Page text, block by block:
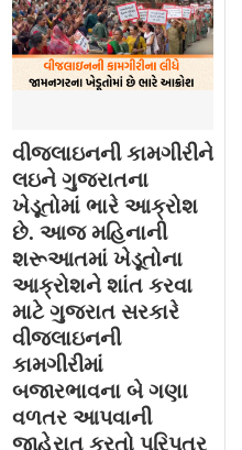
વીજલાઇનની કામગીરીને
લઇને ગુજરાતના
ખેડૂતોમાં ભારે આક્રોશ
છે. આજ મહિનાની
શરૂઆતમાં ખેડૂતોના
આક્રોશને શાંત કરવા
માટે ગુજરાત સરકારે
વીજલાઇનની
કામગીરીમાં
બજારભાવના બે ગણા
વળતર આપવાની
જાહેરાત કરતો પરિપત્ર